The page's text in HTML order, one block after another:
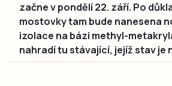
začne v pondělí 22. září. Po
mostovky tam bude nanesena
izolace na bázi methyl-
nahradí tu stávající, jejíž stav je